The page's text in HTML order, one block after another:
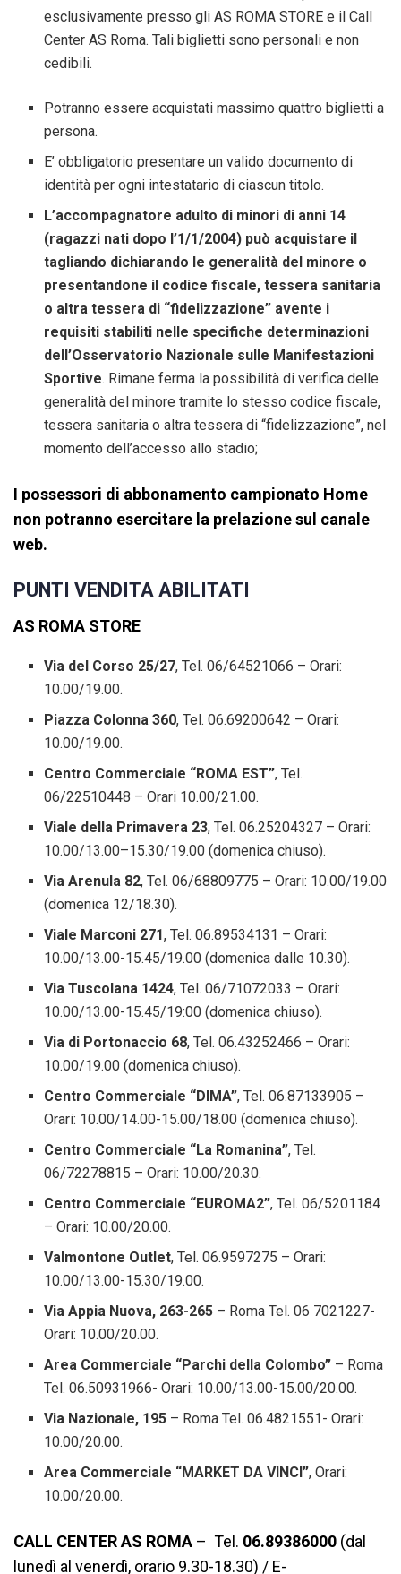
esclusivamente presso gli AS ROMA STORE e il Call
Center AS Roma. Tali biglietti sono personali e non
cedibili.
Potranno essere acquistati massimo quattro biglietti a
persona.
E’ obbligatorio presentare un valido documento di
identità per ogni intestatario di ciascun titolo.
L’accompagnatore adulto di minori di anni 14
(ragazzi nati dopo l’1/1/2004) può acquistare il
tagliando dichiarando le generalità del minore o
presentandone il codice fiscale, tessera sanitaria
o altra tessera di “fidelizzazione” avente i
requisiti stabiliti nelle specifiche determinazioni
dell’Osservatorio Nazionale sulle Manifestazioni
Sportive. Rimane ferma la possibilità di verifica delle
generalità del minore tramite lo stesso codice fiscale,
tessera sanitaria o altra tessera di “fidelizzazione”, nel
momento dell’accesso allo stadio;
I possessori di abbonamento campionato Home
non potranno esercitare la prelazione sul canale
web.
PUNTI VENDITA ABILITATI
AS ROMA STORE
Via del Corso 25/27, Tel. 06/64521066 – Orari:
10.00/19.00.
Piazza Colonna 360, Tel. 06.69200642 – Orari:
10.00/19.00.
Centro Commerciale “ROMA EST”, Tel.
06/22510448 – Orari 10.00/21.00.
Viale della Primavera 23, Tel. 06.25204327 – Orari:
10.00/13.00–15.30/19.00 (domenica chiuso).
Via Arenula 82, Tel. 06/68809775 – Orari: 10.00/19.00
(domenica 12/18.30).
Viale Marconi 271, Tel. 06.89534131 – Orari:
10.00/13.00-15.45/19.00 (domenica dalle 10.30).
Via Tuscolana 1424, Tel. 06/71072033 – Orari:
10.00/13.00-15.45/19:00 (domenica chiuso).
Via di Portonaccio 68, Tel. 06.43252466 – Orari:
10.00/19.00 (domenica chiuso).
Centro Commerciale “DIMA”, Tel. 06.87133905 –
Orari: 10.00/14.00-15.00/18.00 (domenica chiuso).
Centro Commerciale “La Romanina”, Tel.
06/72278815 – Orari: 10.00/20.30.
Centro Commerciale “EUROMA2”, Tel. 06/5201184
– Orari: 10.00/20.00.
Valmontone Outlet, Tel. 06.9597275 – Orari:
10.00/13.00-15.30/19.00.
Via Appia Nuova, 263-265 – Roma Tel. 06 7021227-
Orari: 10.00/20.00.
Area Commerciale “Parchi della Colombo” – Roma
Tel. 06.50931966- Orari: 10.00/13.00-15.00/20.00.
Via Nazionale, 195 – Roma Tel. 06.4821551- Orari:
10.00/20.00.
Area Commerciale “MARKET DA VINCI”, Orari:
10.00/20.00.
CALL CENTER AS ROMA – Tel. 06.89386000 (dal
lunedì al venerdì, orario 9.30-18.30) / E-